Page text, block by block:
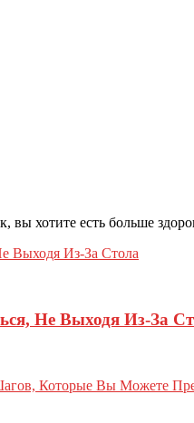
вы хотите есть больше
Не Выходя Из-За